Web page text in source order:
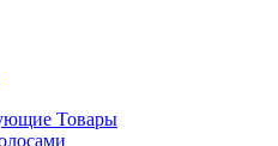
Товары